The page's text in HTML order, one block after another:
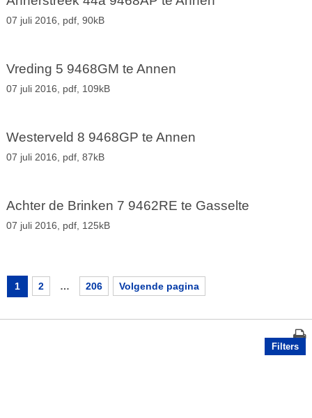
07 juli 2016, pdf, 90kB
Vreding 5 9468GM te Annen
07 juli 2016, pdf, 109kB
Westerveld 8 9468GP te Annen
07 juli 2016, pdf, 87kB
Achter de Brinken 7 9462RE te Gasselte
07 juli 2016, pdf, 125kB
1 2 … 206 Volgende pagina
Filters